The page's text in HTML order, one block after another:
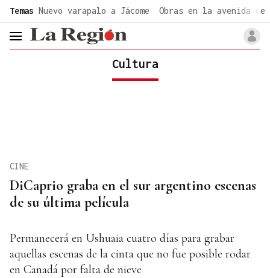
Temas Nuevo varapalo a Jácome Obras en la avenida de
header.menu.open
Cultura
DiCaprio graba en el sur argentino escenas
de su última película
CINE
Permanecerá en Ushuaia cuatro días para grabar
aquellas escenas de la cinta que no fue posible rodar
en Canadá por falta de nieve